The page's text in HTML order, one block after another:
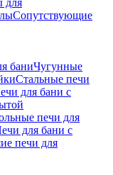
Сопутствующие
баниЧугунные
Стальные печи
для бани с
печи для
для бани с
печи для